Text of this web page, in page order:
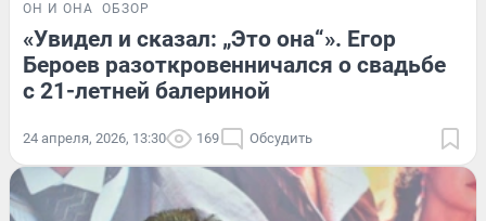
ОН И ОНА ОБЗОР
«Увидел и сказал: „Это она“». Егор
Бероев разоткровенничался о свадьбе
с 21-летней балериной
24 апреля, 2026, 13:30 169 Обсудить